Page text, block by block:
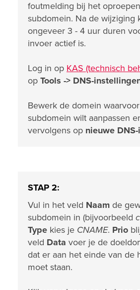
foutmelding bij het
subdomein. Na de wijziging
ongeveer 3 - 4 uur duren
invoer actief is.
Log in op KAS (technisch
op Tools -> DNS-
Bewerk de domein
subdomein wilt aanpassen
vervolgens op nieuwe
STAP 2:
Vul in het veld Naam de
subdomein in (bijvoorbeeld
Type kies je CNAME. Prio
veld Data voer je de
dat er aan het einde van de
moet staan.